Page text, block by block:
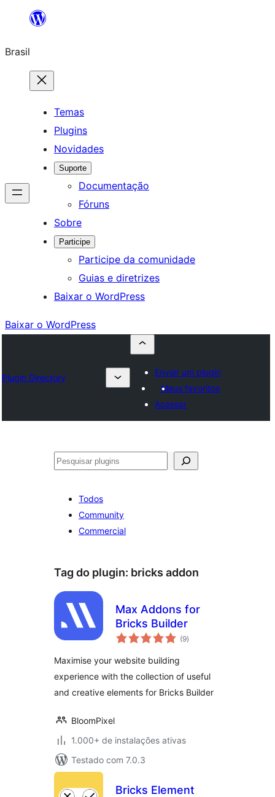
o
conteúdo
Brasil
Temas
Plugins
Novidades
Suporte
Documentação
Fóruns
Sobre
Participe
Participe da comunidade
Guias e diretrizes
Baixar o WordPress
Baixar o WordPress
Plugin Directory
Enviar um plugin
Meus favoritos
Acessar
Pesquisar
Todos
Community
Commercial
Tag do plugin: bricks addon
Max Addons for
Bricks Builder
(9total
de
)
Maximise your website building
experience with the collection of useful
and creative elements for Bricks Builder
BloomPixel
1.000+ de instalações ativas
Testado com 7.0.3
Bricks Element